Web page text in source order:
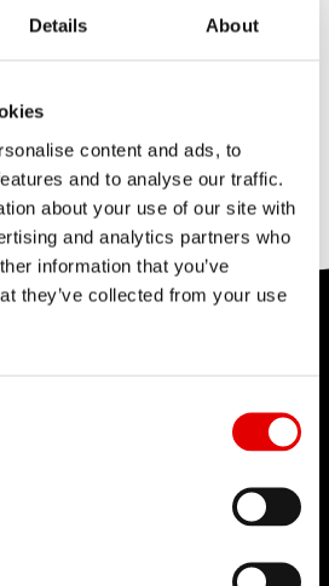
Details About
content and ads, to
and to analyse our traffic.
about your use of our site with
and analytics partners who
information that you’ve
they’ve collected from your use
手冊」頁面中，您將找到有關維
記下零件的料號，並向經銷商
產品維護而導致的損壞承擔責
件和工具，以避免損壞產品。
將喪失保固權益。
之後購買的碳纖維輪組，我們
長保固。請閱讀我們的保固與
141 這沒有幫助
各類產品，您可以在該網站上
有技術規格。使用
可找到合適的輪組。您也可以聯
。
719 這沒有幫助
所有零配件、轉換套件和工
找到合適的備件或轉換套件。
面，利用 DT Swiss ID 或篩選
您可以在“
”下找到您產
的代理商訂購零配件，或透過我
網路商店會
驗積累了廣泛的測試知識。實
擬輪組在實際騎乘中，以及在整
遇到的各種情況。 以尖端技術打
現安全性、可靠性和出色產品性